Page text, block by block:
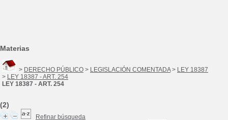
Materias
> DERECHO PÚBLICO > LEGISLACIÓN COMENTADA> LEY 18387
> LEY 18387 - ART. 254
LEY 18387 - ART. 254
(2)
Refinar búsqueda